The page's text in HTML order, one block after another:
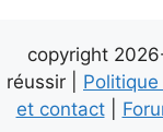
copyright
réussir |
et contact|